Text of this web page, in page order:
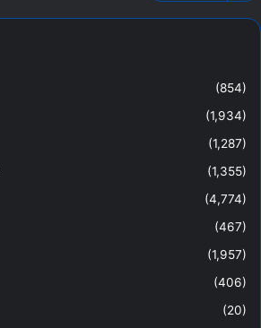
(854)
(1,934)
(1,287)
(1,355)
(4,774)
(467)
(1,957)
(406)
(20)